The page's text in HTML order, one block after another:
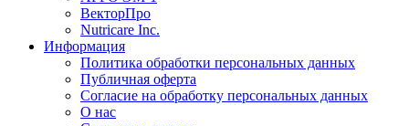
ВекторПро
Nutricare Inc.
Информация
Политика обработки персональных данных
Публичная оферта
Согласие на обработку персональных данных
О нас